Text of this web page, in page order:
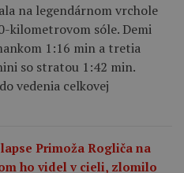
na legendárnom vrchole
kilometrovom sóle. Demi
1:16 min a tretia
so stratou 1:42 min.
vedenia celkovej
Primoža Rogliča na
ho videl v cieli, zlomilo